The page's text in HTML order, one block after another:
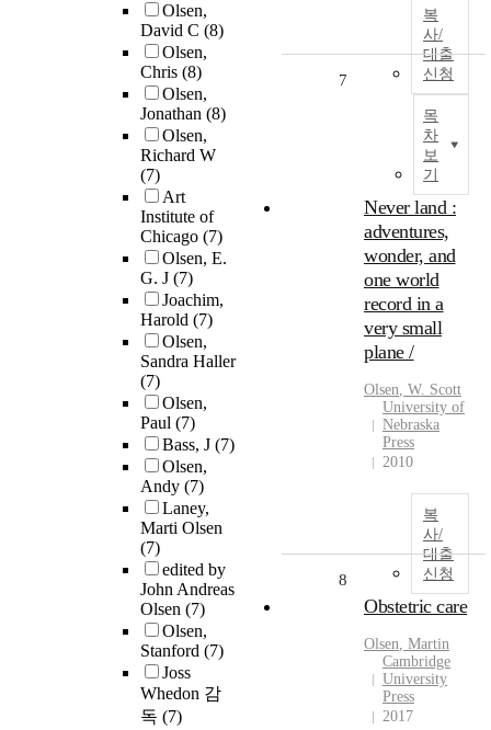
Olsen,
David C (8)
Olsen,
Chris (8)
Olsen,
Jonathan (8)
Olsen,
Richard W
(7)
Art
Institute of
Chicago (7)
Olsen, E.
G. J (7)
Joachim,
Harold (7)
Olsen,
Sandra Haller
(7)
Olsen,
Paul (7)
Bass, J (7)
Olsen,
Andy (7)
Laney,
Marti Olsen
(7)
edited by
John Andreas
Olsen (7)
Olsen,
Stanford (7)
Joss
Whedon 감
독 (7)
복
사/
대출
신청
목
차
보
기
7
Never land :
adventures,
wonder, and
one world
record in a
very small
plane /
Olsen, W. Scott
University of
Nebraska
Press
2010
복
사/
대출
신청
8
Obstetric care
Olsen, Martin
Cambridge
University
Press
2017